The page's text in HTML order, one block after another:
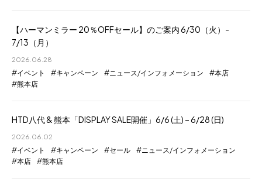
【ハーマンミラー 20％OFFセール】のご案内 6/30（火）-
7/13（月）
2026.06.28
イベント キャンペーン ニュース/インフォメーション
本店
熊本店
HTD八代 & 熊本「DISPLAY SALE開催」6/6 (土) – 6/28 (日)
2026.06.02
イベント キャンペーン セール
ニュース/インフォメーション
本店
熊本店